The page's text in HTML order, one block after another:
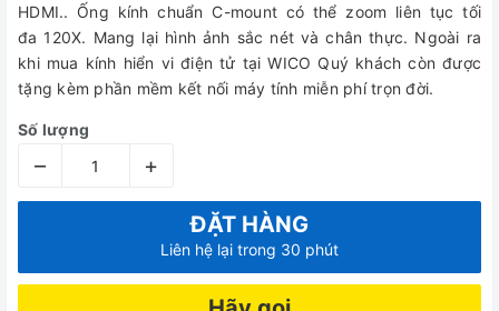
HDMI.. Ống kính chuẩn C-mount có thể zoom liên tục tối
đa 120X. Mang lại hình ảnh sắc nét và chân thực. Ngoài ra
khi mua kính hiển vi điện tử tại WICO Quý khách còn được
tặng kèm phần mềm kết nối máy tính miễn phí trọn đời.
Số lượng
– +
ĐẶT HÀNG
Liên hệ lại trong 30 phút